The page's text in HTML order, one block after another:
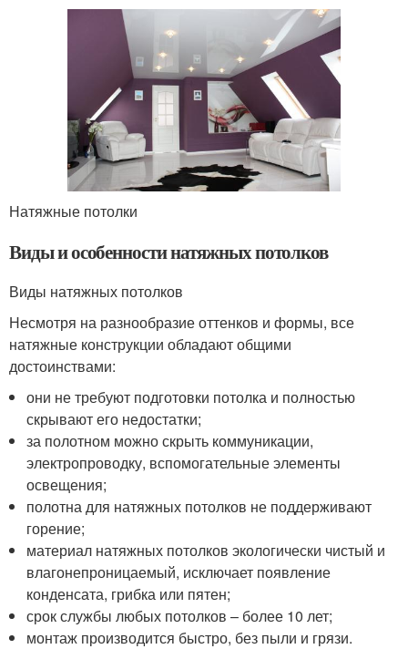
Натяжные потолки
Виды и особенности натяжных потолков
Виды натяжных потолков
Несмотря на разнообразие оттенков и формы, все
натяжные конструкции обладают общими
достоинствами:
они не требуют подготовки потолка и полностью
скрывают его недостатки;
за полотном можно скрыть коммуникации,
электропроводку, вспомогательные элементы
освещения;
полотна для натяжных потолков не поддерживают
горение;
материал натяжных потолков экологически чистый и
влагонепроницаемый, исключает появление
конденсата, грибка или пятен;
срок службы любых потолков – более 10 лет;
монтаж производится быстро, без пыли и грязи.